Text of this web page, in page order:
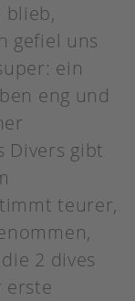
blieb,
gefiel uns
ein
eng und
Divers gibt
teurer,
2 dives
erste